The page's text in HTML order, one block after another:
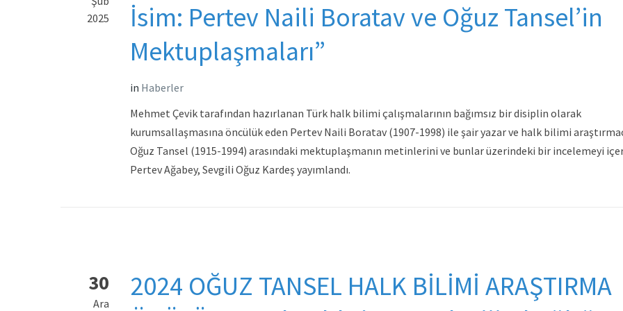
2025
İsim: Pertev Naili Boratav ve Oğuz Tansel’in
Mektuplaşmaları”
in Haberler
Mehmet Çevik tarafından hazırlanan Türk halk bilimi çalışmalarının bağımsız bir disiplin olarak
kurumsallaşmasına öncülük eden Pertev Naili Boratav (1907-1998) ile şair yazar ve halk bilimi
Oğuz Tansel (1915-1994) arasındaki mektuplaşmanın metinlerini ve bunlar üzerindeki bir incelemeyi
Pertev Ağabey, Sevgili Oğuz Kardeş yayımlandı.
30
Ara
2024 OĞUZ TANSEL HALK BİLİMİ ARAŞTIRMA